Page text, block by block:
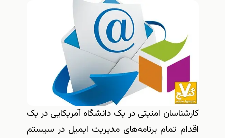
کارشناسان امنیتی در یک دانشگاه آمریکایی در یک
اقدام تمام برنامه‌های مدیریت ایمیل در سیستم